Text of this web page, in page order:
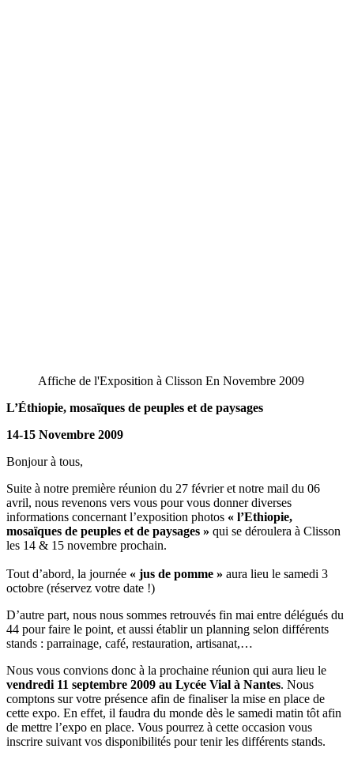
Affiche de l'Exposition à Clisson En Novembre 2009
L’Éthiopie, mosaïques de peuples et de paysages
14-15 Novembre 2009
Bonjour à tous,
Suite à notre première réunion du 27 février et notre mail du 06
avril, nous revenons vers vous pour vous donner diverses
informations concernant l’exposition photos « l’Ethiopie,
mosaïques de peuples et de paysages » qui se déroulera à Clisson
les 14 & 15 novembre prochain.
Tout d’abord, la journée « jus de pomme » aura lieu le samedi 3
octobre (réservez votre date !)
D’autre part, nous nous sommes retrouvés fin mai entre délégués du
44 pour faire le point, et aussi établir un planning selon différents
stands : parrainage, café, restauration, artisanat,…
Nous vous convions donc à la prochaine réunion qui aura lieu le
vendredi 11 septembre 2009 au Lycée Vial à Nantes. Nous
comptons sur votre présence afin de finaliser la mise en place de
cette expo. En effet, il faudra du monde dès le samedi matin tôt afin
de mettre l’expo en place. Vous pourrez à cette occasion vous
inscrire suivant vos disponibilités pour tenir les différents stands.